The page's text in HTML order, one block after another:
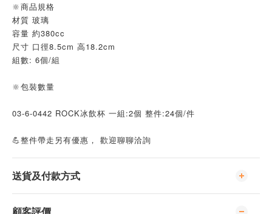
🔆商品規格
材質 玻璃
容量 約380cc
尺寸 口徑8.5cm 高18.2cm
組數: 6個/組
🔆包裝數量
03-6-0442 ROCK冰飲杯 一組:2個 整件:24個/件
💪整件帶走另有優惠， 歡迎聊聊洽詢
送貨及付款方式
顧客評價